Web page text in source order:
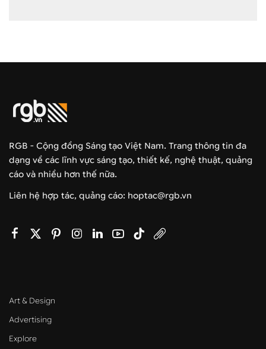
RGB - Cộng đồng Sáng tạo Việt Nam. Trang thông tin đa
dạng về các lĩnh vực sáng tạo, thiết kế, nghệ thuật, quảng
cáo và nhiều hơn thế nữa.
Liên hệ hợp tác, quảng cáo: hoptac@rgb.vn
Art & Design
Advertising
Explore